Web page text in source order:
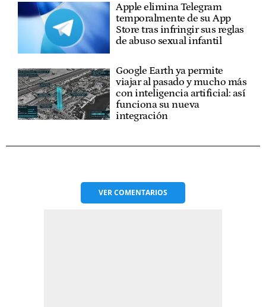
Apple elimina Telegram
temporalmente de su App
Store tras infringir sus reglas
de abuso sexual infantil
Google Earth ya permite
viajar al pasado y mucho más
con inteligencia artificial: así
funciona su nueva
integración
VERCOMENTARIOS